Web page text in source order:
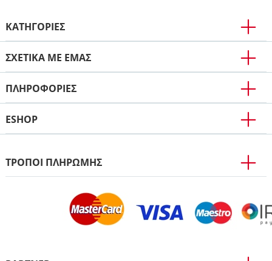
ΚΑΤΗΓΟΡΙΕΣ
ΣΧΕΤΙΚΑ ΜΕ ΕΜΑΣ
ΠΛΗΡΟΦΟΡΊΕΣ
ESHOP
ΤΡΟΠΟΙ ΠΛΗΡΩΜΗΣ